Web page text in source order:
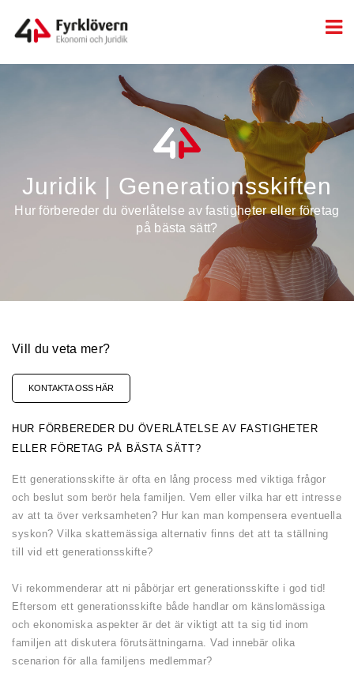
Juridik | Generationsskiften
Hur förbereder du överlåtelse av fastigheter eller företag
på bästa sätt?
Vill du veta mer?
KONTAKTA OSS HÄR
HUR FÖRBEREDER DU ÖVERLÅTELSE AV FASTIGHETER
ELLER FÖRETAG PÅ BÄSTA SÄTT?
Ett generationsskifte är ofta en lång process med viktiga frågor
och beslut som berör hela familjen. Vem eller vilka har ett intresse
av att ta över verksamheten? Hur kan man kompensera eventuella
syskon? Vilka skattemässiga alternativ finns det att ta ställning
till vid ett generationsskifte?
Vi rekommenderar att ni påbörjar ert generationsskifte i god tid!
Eftersom ett generationsskifte både handlar om känslomässiga
och ekonomiska aspekter är det är viktigt att ta sig tid inom
familjen att diskutera förutsättningarna. Vad innebär olika
scenarion för alla familjens medlemmar?